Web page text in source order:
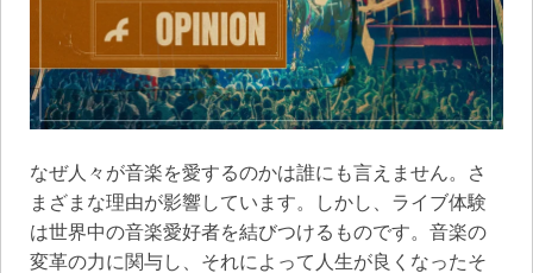
なぜ人々が音楽を愛するのかは誰にも言えません。さ
まざまな理由が影響しています。しかし、ライブ体験
は世界中の音楽愛好者を結びつけるものです。音楽の
変革の力に関与し、それによって人生が良くなったそ